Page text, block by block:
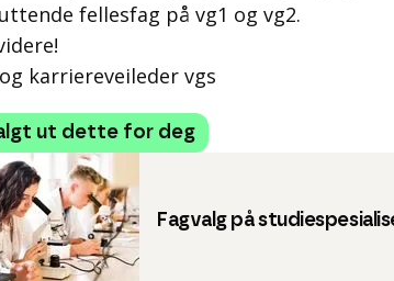
fellesfag på vg1 og vg2.
karriereveileder vgs
ut dette for deg
Fagvalg på